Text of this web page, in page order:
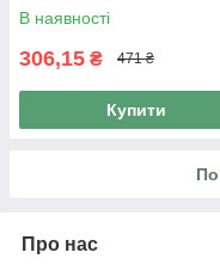
В наявності
306,15 ₴ 471 ₴
Купити
Про нас